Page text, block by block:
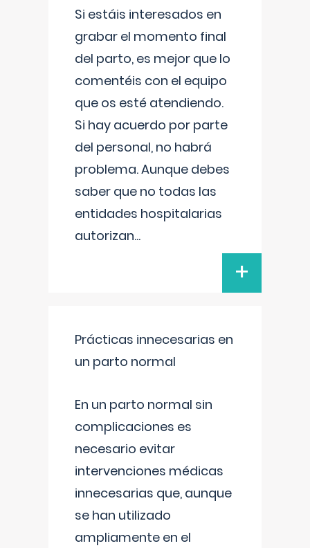
Si estáis interesados en
grabar el momento final
del parto, es mejor que lo
comentéis con el equipo
que os esté atendiendo.
Si hay acuerdo por parte
del personal, no habrá
problema. Aunque debes
saber que no todas las
entidades hospitalarias
autorizan...
+
Prácticas innecesarias en
un parto normal
En un parto normal sin
complicaciones es
necesario evitar
intervenciones médicas
innecesarias que, aunque
se han utilizado
ampliamente en el